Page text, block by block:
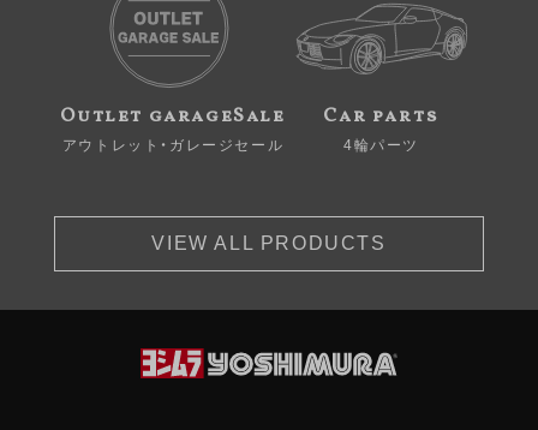
Outlet garageSale
アウトレット・ガレージセール
Car parts
4輪パーツ
VIEW ALL PRODUCTS